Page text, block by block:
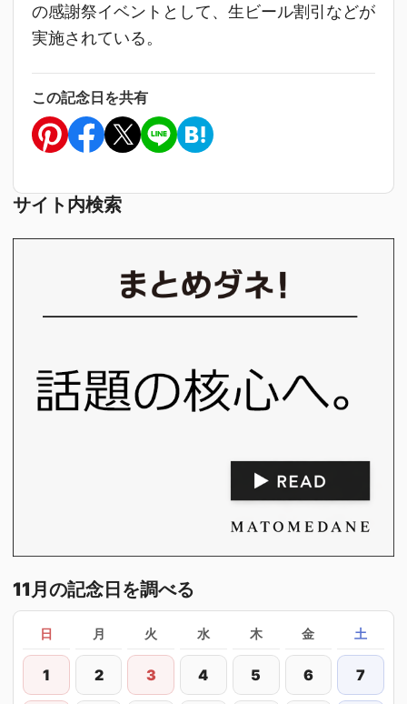
の感謝祭イベントとして、生ビール割引などが
実施されている。
この記念日を共有
サイト内検索
11月の記念日を調べる
日 月 火 水 木 金 土
1 2 3 4 5 6 7